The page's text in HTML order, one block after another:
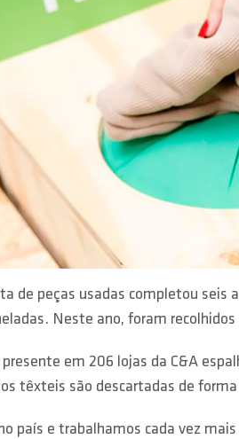
de peças usadas completou
Neste ano, foram
em 206 lojas da C&A
têxteis são descartadas de
país e trabalhamos cada vez